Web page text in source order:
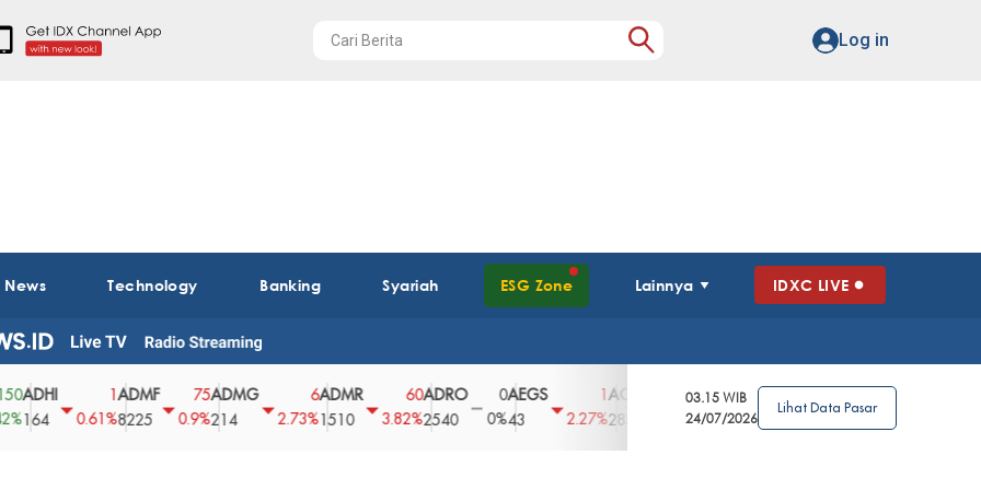
Log in
Technology Banking Syariah ESG Zone Lainnya IDXC LIVE
1
0.61% 8225
75
0.9%
ADMG
214
6
2.73% 1510
60
3.82%
ADRO
2540
0
0%
AEGS
43
1
2.27% 2850
100
3.39%
AGRO
2.63%
AGRS
62
0%
03.15 WIB
24/07/2026
Lihat Data Pasar